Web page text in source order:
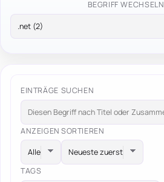
BEGRIFF WECHSELN
EINTRÄGE SUCHEN
ANZEIGEN SORTIEREN
TAGS